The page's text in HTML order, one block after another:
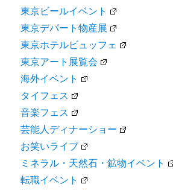
東京ビールイベント
東京デパート物産展
東京ホテルビュッフェ
東京アート展覧会
海外イベント
タイフェス
音楽フェス
芸能人ディナーショー
お笑いライブ
ミネラル・天然石・鉱物イベント
転職イベント